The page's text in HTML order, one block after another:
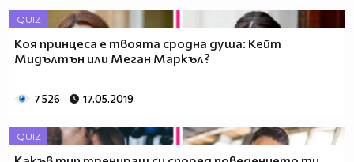
QUIZ
Коя принцеса е твоята сродна душа: Кейт
Мидълтън или Меган Маркъл?
7 526 17.05.2019
QUIZ